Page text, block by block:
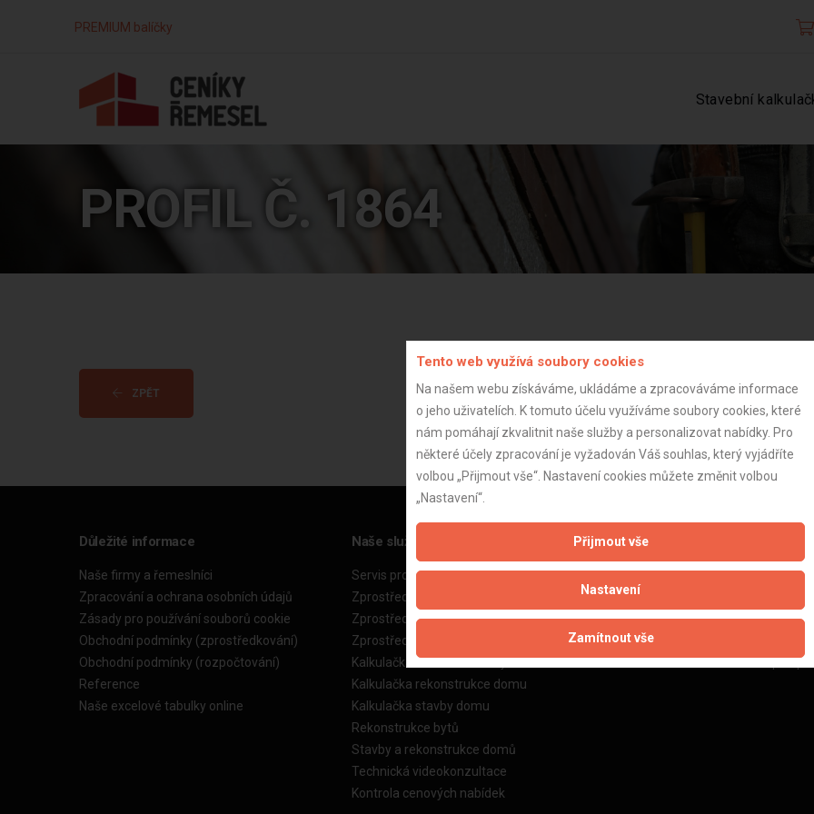
PREMIUM balíčky
Stavební
PROFIL Č. 1864
ZPĚT Aktualizováno z portálu ARES dne 03.12.2025 16:15:02
Důležité informace
Naše firmy a řemeslníci
Zpracování a ochrana osobních údajů
Zásady pro používání souborů cookie
Obchodní podmínky (zprostředkování)
Obchodní podmínky (rozpočtování)
Reference
Naše excelové tabulky online
Naše služby
Servis pro stavební firmy
Zprostředkování řemeslníků
Zprostředkování samotných prací
Zprostředkování stavebních zakázek
Kalkulačka rekonstrukce bytu
Kalkulačka rekonstrukce domu
Kalkulačka stavby domu
Rekonstrukce bytů
Stavby a rekonstrukce domů
Technická videokonzultace
Kontrola cenových nabídek
Informace o nás
Prezentace našich služeb
Ceník našich služeb
O projektu a o zakladateli
Kontakt
Možnosti bližší obchodní
Tento web využívá soubory cookies
Na našem webu získáváme, ukládáme a zpracováváme informace
o jeho uživatelích. K tomuto účelu využíváme soubory cookies, které
nám pomáhají zkvalitnit naše služby a personalizovat nabídky. Pro
některé účely zpracování je vyžadován Váš souhlas, který vyjádříte
volbou „Přijmout vše“. Nastavení cookies můžete změnit volbou
„Nastavení“.
Přijmout vše
Nastavení
Zamítnout vše